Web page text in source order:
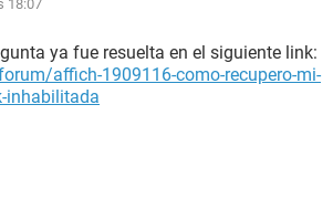
18:07
ya fue resuelta en el siguiente link:
affich-1909116-como-recupero-mi-
inhabilitada